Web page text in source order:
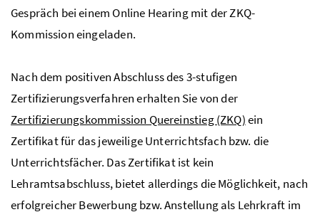
Gespräch bei einem Online Hearing mit derZKQ-
Kommission eingeladen.
Nach dem positiven Abschluss des 3-stufigen
Zertifizierungsverfahren erhalten Sie von der
Zertifizierungskommission Quereinstieg (ZKQ)ein
Zertifikat für das jeweilige Unterrichtsfach bzw. die
Unterrichtsfächer. Das Zertifikat ist kein
Lehramtsabschluss, bietet allerdings die Möglichkeit, nach
erfolgreicher Bewerbungbzw. Anstellung als Lehrkraft im